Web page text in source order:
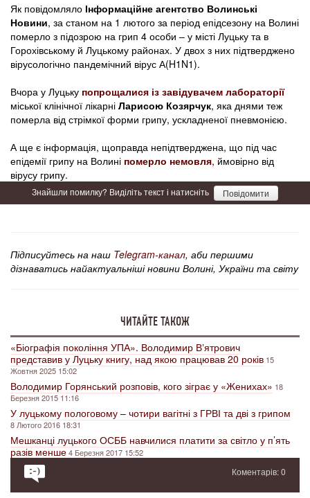
Як повідомляло Інформаційне агентство Волинські
Новини, за станом на 1 лютого за період епідсезону на Волині
померло з підозрою на грип 4 особи – у місті Луцьку та в
Горохівському й Луцькому районах. У двох з них підтверджено
вірусологічно пандемічний вірус А(H1N1).
Вчора у Луцьку попрощалися із завідувачем лабораторії
міської клінічної лікарні Ларисою Козярчук, яка днями теж
померла від стрімкої форми грипу, ускладненої пневмонією.
А ще є інформація, щоправда непідтверджена, що під час
епідемії грипу на Волині померло немовля, ймовірно від
вірусу грипу.
Знайшли помилку? Виділіть текст і натисніть Повідомити
Підписуйтесь на наш Telegram-канал, аби першими
дізнаватись найактуальніші новини Волині, України та світу
ЧИТАЙТЕ ТАКОЖ
«Біографія покоління УПА». Володимир Вʼятрович
представив у Луцьку книгу, над якою працював 20 років 15
Жовтня 2025 15:02
Володимир Горянський розповів, кого зіграє у «Женихах» 18
Березня 2015 11:16
У луцькому пологовому – чотири вагітні з ГРВІ та дві з грипом
8 Лютого 2016 18:31
Мешканці луцького ОСББ навчилися платити за світло у п’ять
разів менше4 Березня 2017 15:52
Коментарів: 0